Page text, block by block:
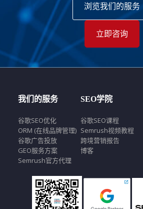
浏览我们的服务
立即咨询
我们的服务
谷歌SEO优化
ORM (在线品牌管理)
谷歌广告投放
GEO服务方案
Semrush官方代理
SEO学院
谷歌SEO课程
Semrush视频教程
跨境营销报告
博客